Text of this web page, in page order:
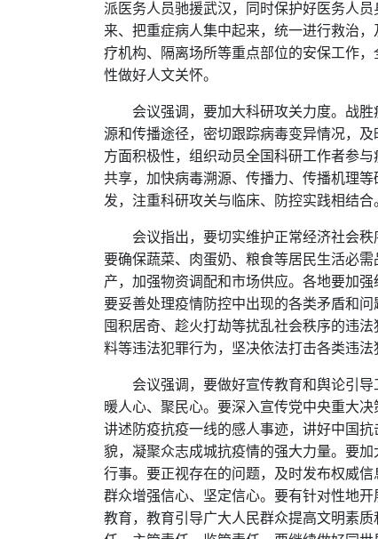
派医务人员驰援武汉，同时保护好医务人
来、把重症病人集中起来，统一进行救治
疗机构、隔离场所等重点部位的安保工作
性做好人文关怀。
会议强调，要加大科研攻关力度。战
源和传播途径，密切跟踪病毒变异情况，
方面积极性，组织动员全国科研工作者参
共享，加快病毒溯源、传播力、传播机理
发，注重科研攻关与临床、防控实践相结合
会议指出，要切实维护正常经济社会
要确保蔬菜、肉蛋奶、粮食等居民生活必
产，加强物资调配和市场供应。各地要加
要妥善处理疫情防控中出现的各类矛盾和
囤积居奇、趁火打劫等扰乱社会秩序的违
料等违法犯罪行为，坚决依法打击各类违法
会议强调，要做好宣传教育和舆论引
暖人心、聚民心。要深入宣传党中央重大
讲述防疫抗疫一线的感人事迹，讲好中国
貌，凝聚众志成城抗疫情的强大力量。要
行事。要正视存在的问题，及时发布权威
群众增强信心、坚定信心。要有针对性地
教育，教育引导广大人民群众提高文明素